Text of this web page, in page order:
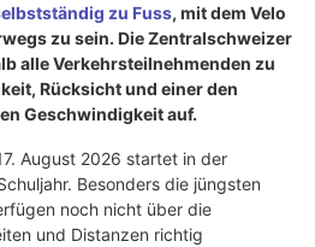
zu Fuss, mit dem Velo
zu sein. Die Zentralschweizer
alle Verkehrsteilnehmenden zu
Rücksicht und einer den
Geschwindigkeit auf.
August 2026 startet in der
Besonders die jüngsten
noch nicht über die
und Distanzen richtig